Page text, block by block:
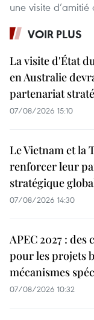
une visite
VOIR PLUS
La visite d'État
en Australie
partenariat
07/08/2026 15:10
Le Vietnam et la
renforcer leur
stratégique
07/08/2026 14:30
APEC 2027 :
pour les projets
mécanismes
07/08/2026 10:32